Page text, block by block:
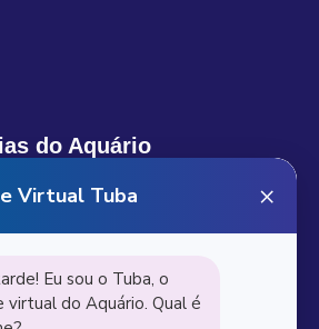
do Aquário